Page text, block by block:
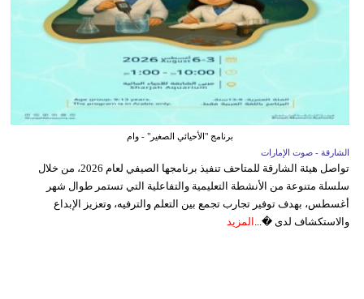
برنامج "الأحيائي الصغير" - وام
الشارقة - صوت الإمارات
تواصل هيئة الشارقة للمتاحف تنفيذ برنامجها الصيفي لعام 2026، من خلال
سلسلة متنوعة من الأنشطة التعليمية والتفاعلية التي تستمر طوال شهر
أغسطس، بهدف توفير تجارب تجمع بين التعلم والترفيه، وتعزيز الإبداع
والاستكشاف لدى �... المزيد